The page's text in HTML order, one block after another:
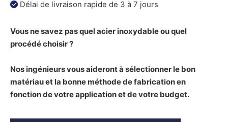
 Délai de livraison rapide de 3 à 7 jours
Vous ne savez pas quel acier inoxydable ou quel
procédé choisir ?
Nos ingénieurs vous aideront à sélectionner le bon
matériau et la bonne méthode de fabrication en
fonction de votre application et de votre budget.